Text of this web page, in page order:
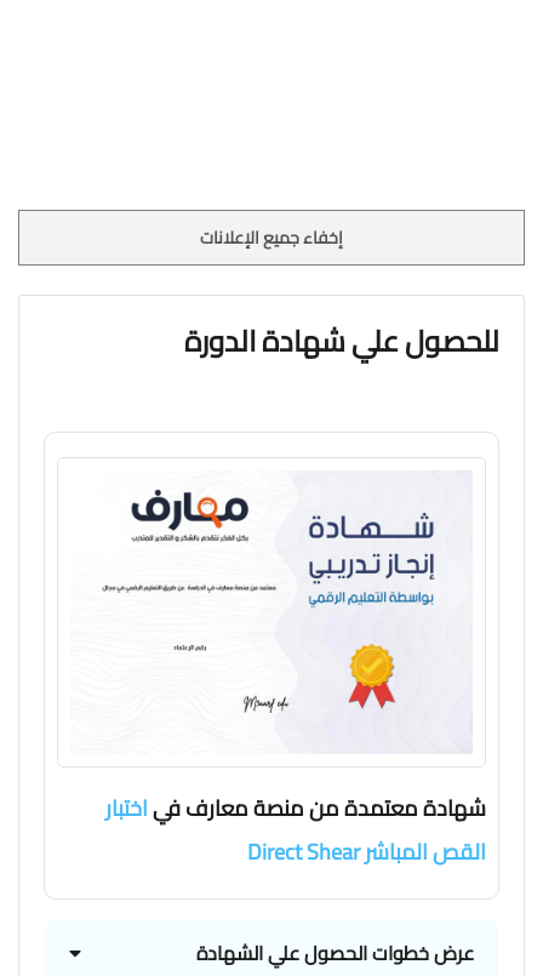
إخفاء جميع الإعلانات
للحصول علي شهادة الدورة
شهادة معتمدة من منصة معارف فياختبار
القص المباشر Direct Shear
عرض خطوات الحصول علي الشهادة